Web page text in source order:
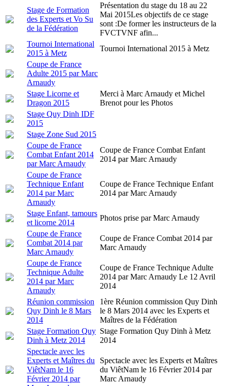
Stage de Formation
des Experts et Vo Su
de la Fédération
Présentation du stage du 18 au 22
Mai 2015Les objectifs de ce stage
sont :De former les instructeurs de la
FVCTVNF afin...
Tournoi International
2015 à Metz
Tournoi International 2015 à Metz
Coupe de France
Adulte 2015 par Marc
Arnaudy
Stage Licorne et
Dragon 2015
Merci à Marc Arnaudy et Michel
Brenot pour les Photos
Stage Quy Dinh IDF
2015
Stage Zone Sud 2015
Coupe de France
Combat Enfant 2014
par Marc Arnaudy
Coupe de France Combat Enfant
2014 par Marc Arnaudy
Coupe de France
Technique Enfant
2014 par Marc
Arnaudy
Coupe de France Technique Enfant
2014 par Marc Arnaudy
Stage Enfant, tamours
et licorne 2014
Photos prise par Marc Arnaudy
Coupe de France
Combat 2014 par
Marc Arnaudy
Coupe de France Combat 2014 par
Marc Arnaudy
Coupe de France
Technique Adulte
2014 par Marc
Arnaudy
Coupe de France Technique Adulte
2014 par Marc Arnaudy Le 12 Avril
2014
Réunion commission
Quy Dinh le 8 Mars
2014
1ère Réunion commission Quy Dinh
le 8 Mars 2014 avec les Experts et
Maîtres de la Fédération
Stage Formation Quy
Dinh à Metz 2014
Stage Formation Quy Dinh à Metz
2014
Spectacle avec les
Experts et Maîtres du
ViêtNam le 16
Février 2014 par
Spectacle avec les Experts et Maîtres
du ViêtNam le 16 Février 2014 par
Marc Arnaudy